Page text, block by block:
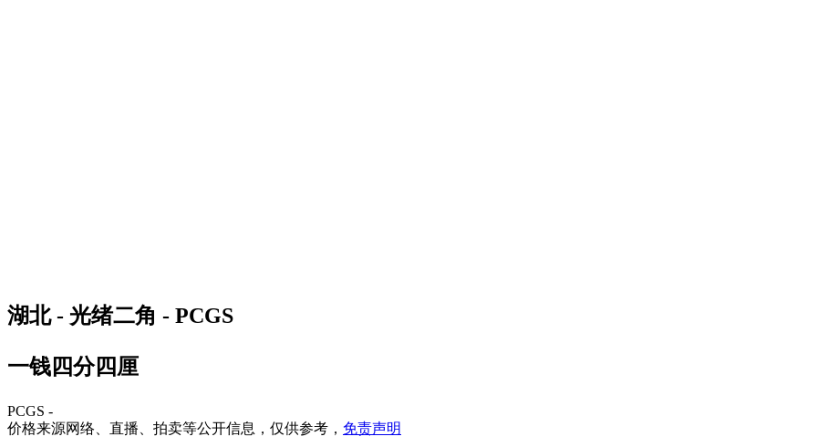
湖北 - 光绪二角 - PCGS
一钱四分四厘
PCGS -
价格来源网络、直播、拍卖等公开信息，仅供参考， 免责声明